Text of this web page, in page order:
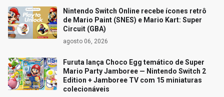
Nintendo Switch Online recebe ícones retrô
de Mario Paint (SNES) e Mario Kart: Super
Circuit (GBA)
agosto 06, 2026
Furuta lança Choco Egg temático de Super
Mario Party Jamboree — Nintendo Switch 2
Edition + Jamboree TV com 15 miniaturas
colecionáveis